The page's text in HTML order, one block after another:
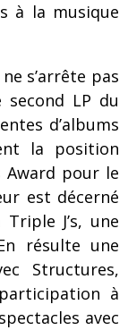
à la musique
s’arrête pas
second LP du
d’albums
la position
Award pour le
est décerné
J’s, une
résulte une
Structures,
à
avec